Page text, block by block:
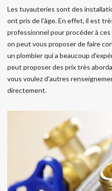
Les tuyauteries sont des
ont pris de l'âge. En effet, il est
professionnel pour procéder à
on peut vous proposer de faire
un plombier qui a beaucoup
peut proposer des prix très
vous voulez d'autres
directement.